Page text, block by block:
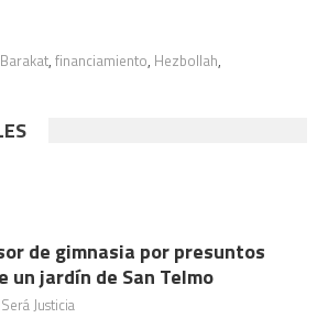
, financiamiento, Hezbollah,
de gimnasia por presuntos
un jardín de San Telmo
Será Justicia